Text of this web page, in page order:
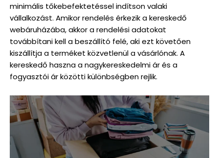
minimális tőkebefektetéssel indítson valaki
vállalkozást. Amikor rendelés érkezik a kereskedő
webáruházába, akkor a rendelési adatokat
továbbítani kell a beszállító felé, aki ezt követően
kiszállítja a terméket közvetlenül a vásárlónak. A
kereskedő haszna a nagykereskedelmi ár és a
fogyasztói ár közötti különbségben rejlik.